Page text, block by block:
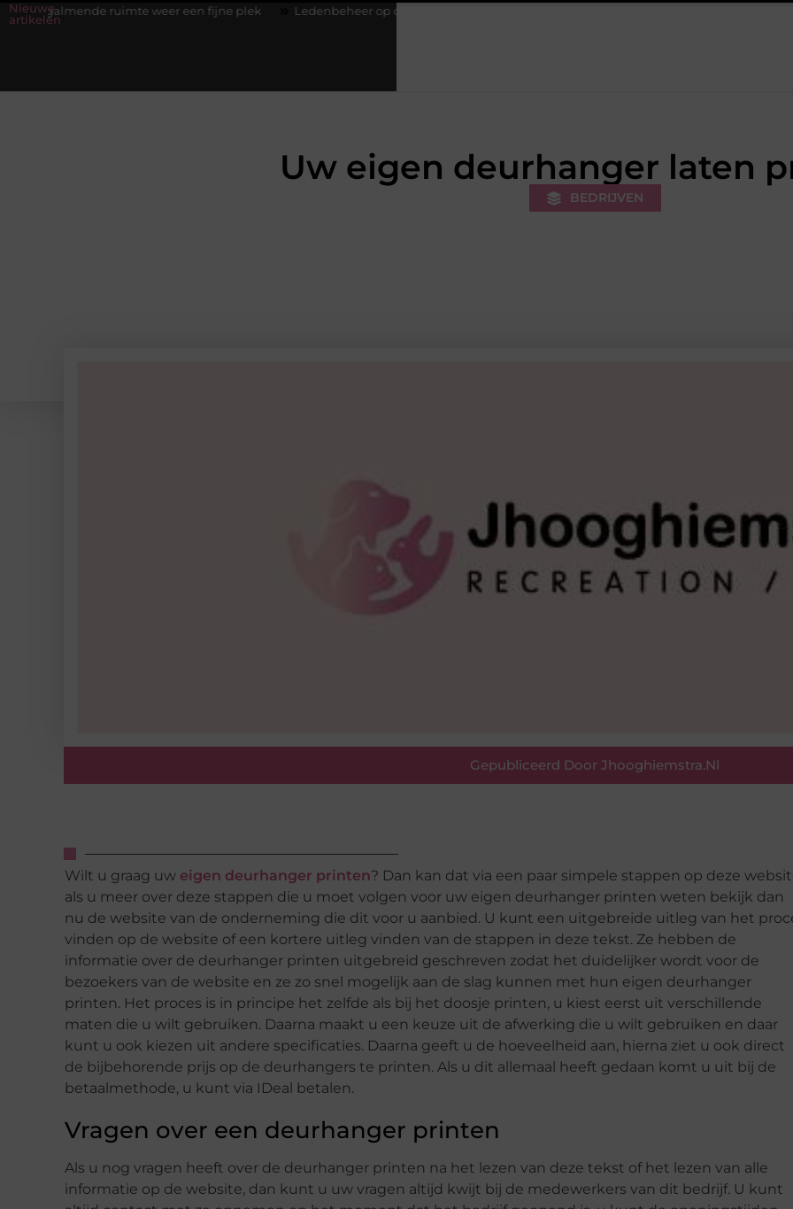
Nieuwe
artikelen
ruimte weer een fijne plek Ledenbeheer op orde krijgen zonder extra werkdruk
Uw eigen deurhanger laten
BEDRIJVEN
Gepubliceerd Door Jhooghiemstra.nl
Wilt u graag uw eigen deurhanger printen? Dan kan dat via een paar simpele stappen op deze
als u meer over deze stappen die u moet volgen voor uw eigen deurhanger printen weten bekijk dan
nu de website van de onderneming die dit voor u aanbied. U kunt een uitgebreide uitleg van het
vinden op de website of een kortere uitleg vinden van de stappen in deze tekst. Ze hebben de
informatie over de deurhanger printen uitgebreid geschreven zodat het duidelijker wordt voor de
bezoekers van de website en ze zo snel mogelijk aan de slag kunnen met hun eigen deurhanger
printen. Het proces is in principe het zelfde als bij het doosje printen, u kiest eerst uit verschillende
maten die u wilt gebruiken. Daarna maakt u een keuze uit de afwerking die u wilt gebruiken en daar
kunt u ook kiezen uit andere specificaties. Daarna geeft u de hoeveelheid aan, hierna ziet u ook direct
de bijbehorende prijs op de deurhangers te printen. Als u dit allemaal heeft gedaan komt u uit bij de
betaalmethode, u kunt via IDeal betalen.
Vragen over een deurhanger printen
Als u nog vragen heeft over de deurhanger printen na het lezen van deze tekst of het lezen van alle
informatie op de website, dan kunt u uw vragen altijd kwijt bij de medewerkers van dit bedrijf. U kunt